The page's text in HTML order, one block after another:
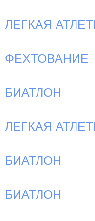
ЛЕГКАЯ
ФЕХТОВАНИЕ
БИАТЛОН
ЛЕГКАЯ
БИАТЛОН
БИАТЛОН